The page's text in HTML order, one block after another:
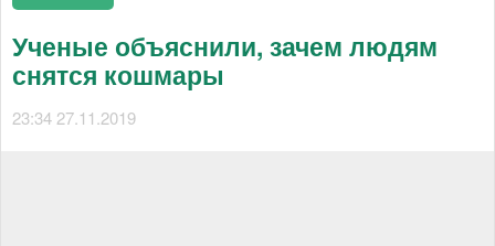
Ученые объяснили, зачем людям
снятся кошмары
23:34 27.11.2019